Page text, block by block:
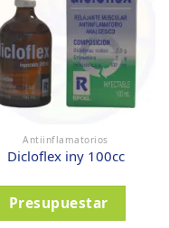
Antiinflamatorios
Dicloflex iny 100cc
Presupuestar